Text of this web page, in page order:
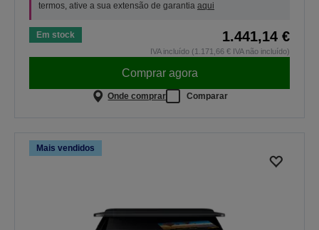
termos, ative a sua extensão de garantia aqui
Em stock 1.441,14 €
IVA incluído (1.171,66 € IVA não incluído)
Comprar agora
Onde comprar Comparar
Mais vendidos